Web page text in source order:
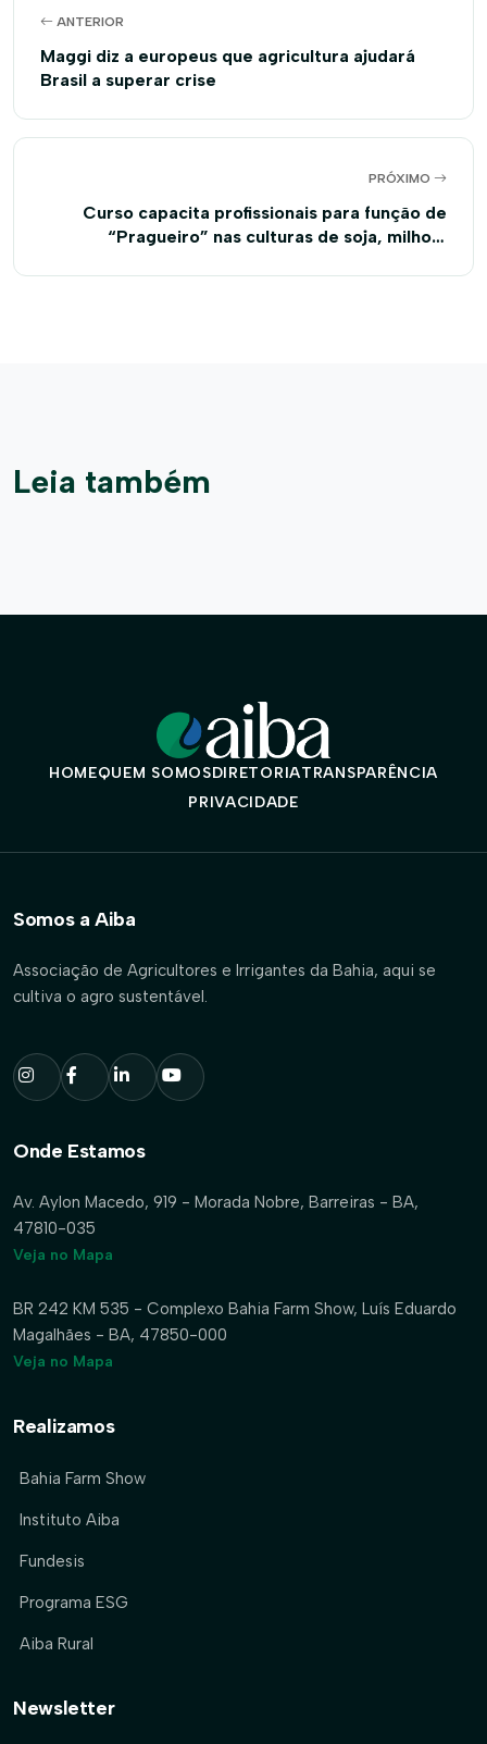
ANTERIOR
Maggi diz a europeus que agricultura ajudará
Brasil a superar crise
PRÓXIMO
Curso capacita profissionais para função de
“Pragueiro” nas culturas de soja, milho e
Leia também
HOMEQUEM SOMOSDIRETORIATRANSPARÊNCIA
PRIVACIDADE
Somos a Aiba
Associação de Agricultores e Irrigantes da Bahia, aqui se
cultiva o agro sustentável.
Onde Estamos
Av. Aylon Macedo, 919 - Morada Nobre, Barreiras - BA,
47810-035
Veja no Mapa
BR 242 KM 535 - Complexo Bahia Farm Show, Luís Eduardo
Magalhães - BA, 47850-000
Veja no Mapa
Realizamos
Bahia Farm Show
Instituto Aiba
Fundesis
Programa ESG
Aiba Rural
Newsletter